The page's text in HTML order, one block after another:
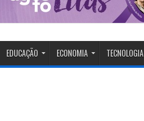
EDUCAÇÃO ECONOMIA TECNOLOGIA